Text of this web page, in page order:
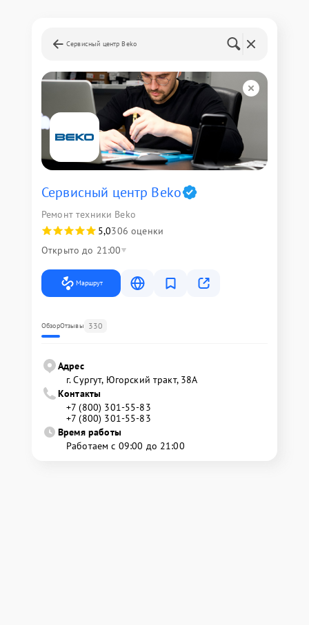
Сервисный центр Beko
Сервисный центр Beko
Ремонт техники Beko
5,0306 оценки
Открыто до 21:00
Маршрут
ОбзорОтзывы 330
Адрес
г. Сургут, Югорский тракт, 38А
Контакты
+7 (800) 301-55-83
+7 (800) 301-55-83
Время работы
Работаем с 09:00 до 21:00